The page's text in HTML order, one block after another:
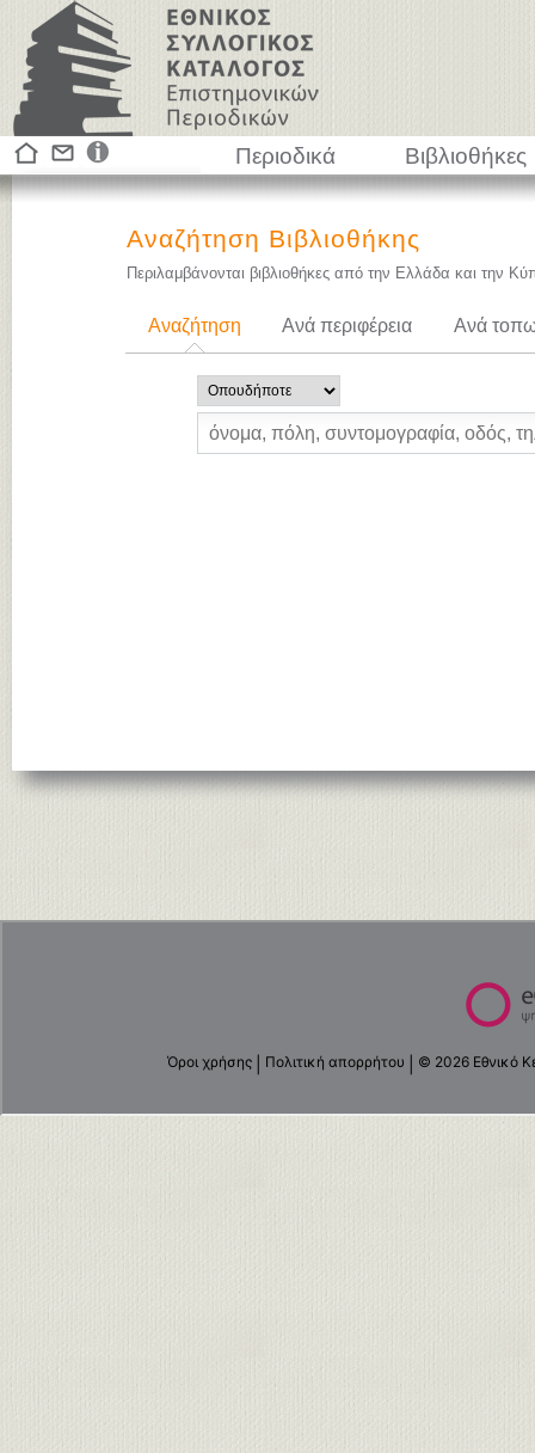
Περιοδικά Βιβλιοθήκες
Αναζήτηση Βιβλιοθήκης
Περιλαμβάνονται βιβλιοθήκες από την Ελλάδα και την
Αναζήτηση Ανά περιφέρεια Ανά